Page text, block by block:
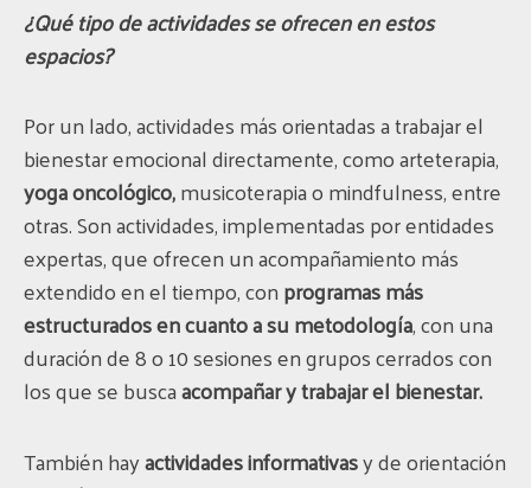
¿Qué tipo de actividades se ofrecen en estos
espacios?
Por un lado, actividades más orientadas a trabajar el
bienestar emocional directamente, como arteterapia,
yoga oncológico,musicoterapia o mindfulness, entre
otras. Son actividades, implementadas por entidades
expertas, que ofrecen un acompañamiento más
extendido en el tiempo, conprogramas más
estructurados en cuanto a su metodología, con una
duración de 8 o 10 sesiones en grupos cerrados con
los que se buscaacompañar y trabajar el bienestar.
También hayactividades informativasy de orientación